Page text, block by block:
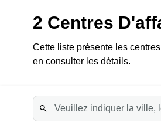
2 Centres
Cette liste présente les
en consulter les détails.